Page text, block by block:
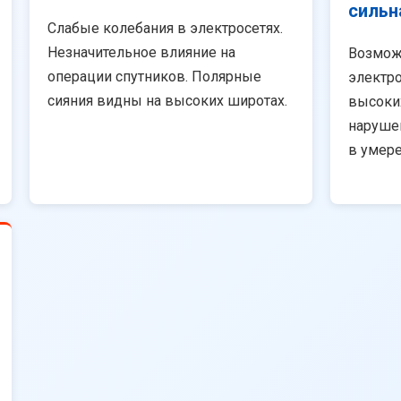
Слабые колебания в электросетях.
Незначительное влияние на
операции спутников. Полярные
сияния видны на высоких широтах.
в